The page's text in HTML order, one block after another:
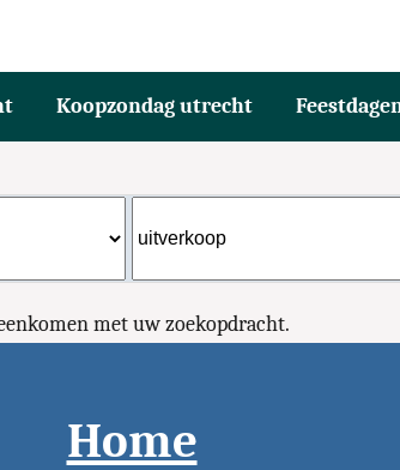
Koopzondag utrecht
met uw zoekopdracht.
Home